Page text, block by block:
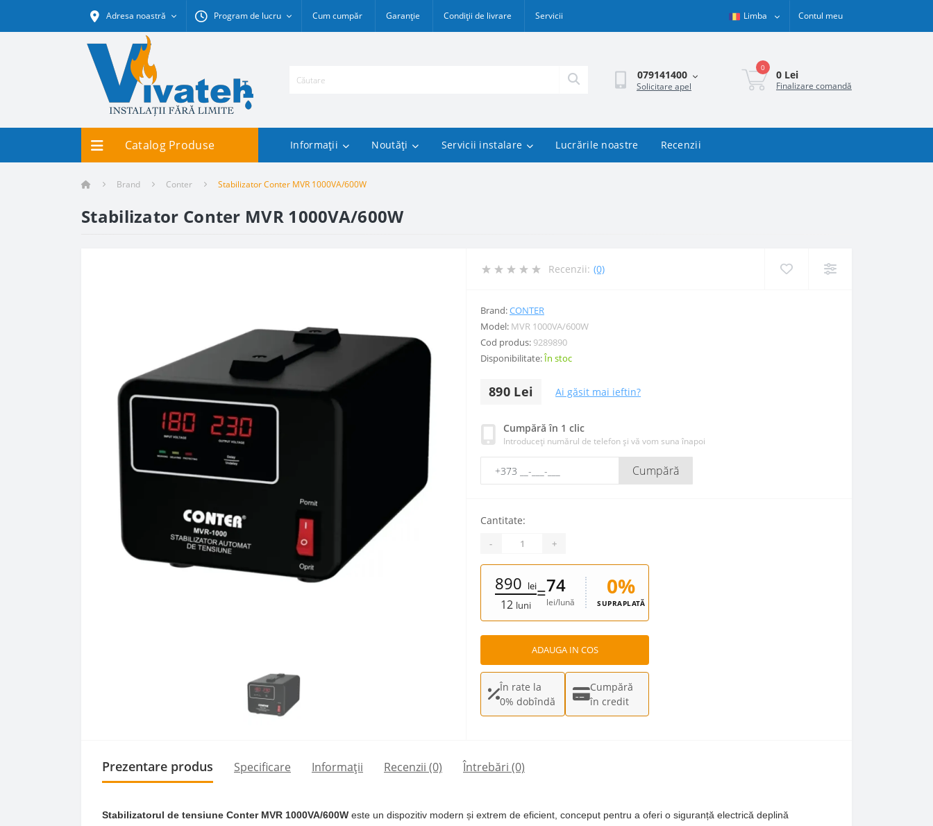
Adresa noastră Program de lucru Cum cumpăr Garanție Condiții de livrare Servicii Limba Contul meu
079141400
Solicitare apel
0
0 Lei
Finalizare comandă
Catalog Produse Informații Noutăți Servicii instalare Lucrările noastre Recenzii
Brand Conter Stabilizator Conter MVR 1000VA/600W
Stabilizator Conter MVR 1000VA/600W
Recenzii: (0)
Brand:CONTER
Model: MVR 1000VA/600W
Cod produs: 9289890
Disponibilitate:În stoc
890 Lei Ai găsit mai ieftin?
Cumpără în 1 clic
Introduceți numărul de telefon și vă vom suna înapoi
Cumpără
Cantitate:
- +
890 lei
12 luni
=74
lei/lună
0%
SUPRAPLATĂ
ADAUGA IN COS
În rate la
0% dobîndă
Cumpără
în credit
Prezentare produs Specificare Informații Recenzii (0) Întrebări (0)
Stabilizatorul de tensiune Conter MVR 1000VA/600W este un dispozitiv modern și extrem de eficient, conceput pentru a oferi o siguranță electrică deplină